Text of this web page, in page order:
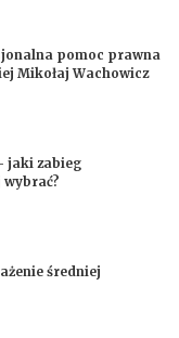
pomoc prawna
Mikołaj Wachowicz
jaki zabieg
średniej